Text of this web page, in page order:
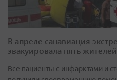
В апреле санавиация
эвакуировала пять
Все пациенты с инфарктами и